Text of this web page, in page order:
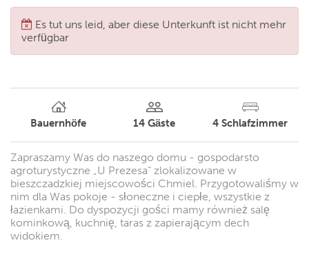
Es tut uns leid, aber diese Unterkunft ist nicht mehr
verfügbar
Bauernhöfe 14 Gäste 4 Schlafzimmer
Zapraszamy Was do naszego domu - gospodarsto
agroturystyczne „U Prezesa“ zlokalizowane w
bieszczadzkiej miejscowości Chmiel. Przygotowaliśmy w
nim dla Was pokoje - słoneczne i ciepłe, wszystkie z
łazienkami. Do dyspozycji gości mamy również salę
kominkową, kuchnię, taras z zapierającym dech
widokiem.